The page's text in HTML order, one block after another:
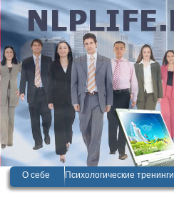
О себе Психологические тренинги